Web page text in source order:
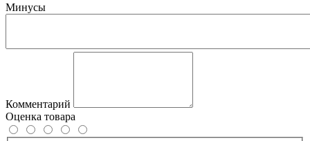
Минусы
Комментарий
Оценка товара